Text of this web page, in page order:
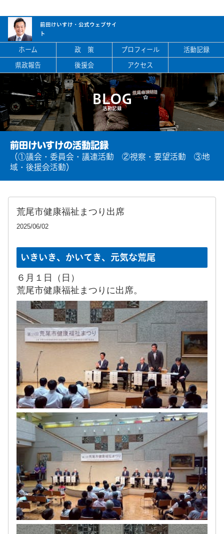
前田けいすけ・ 公式ウェブサイ
ト
ホーム 政 策 プロフィール
活動記録
県政報告
後援会 アクセス
BLOG
活動記録
前田けいすけの活動記録
（①議会・委員会・議連活動 ②視察・要望活動 ③地
域・後援会活動）
荒尾市健康福祉まつり出席
2025/06/02
いきいき、かいてき、元気な荒尾
６月１日（日）
荒尾市健康福祉まつりに出席。